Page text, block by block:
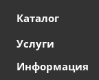
Каталог
Услуги
Информация